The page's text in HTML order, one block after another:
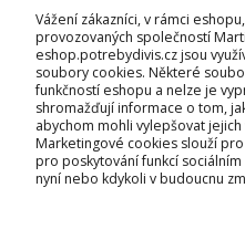
KONTAKTY
Josef Diviš
+420 728 382 742
(Po-Pá, 7-17hod.)
Vážení zákazníci, v rámci
provozovaných společností
eshop.potrebydivis.cz jsou
soubory cookies. Některé
funkčností eshopu a nelze je
shromažďují informace o tom,
abychom mohli vylepšovat
Marketingové cookies slouží
pro poskytování funkcí
nyní nebo kdykoli v budoucnu